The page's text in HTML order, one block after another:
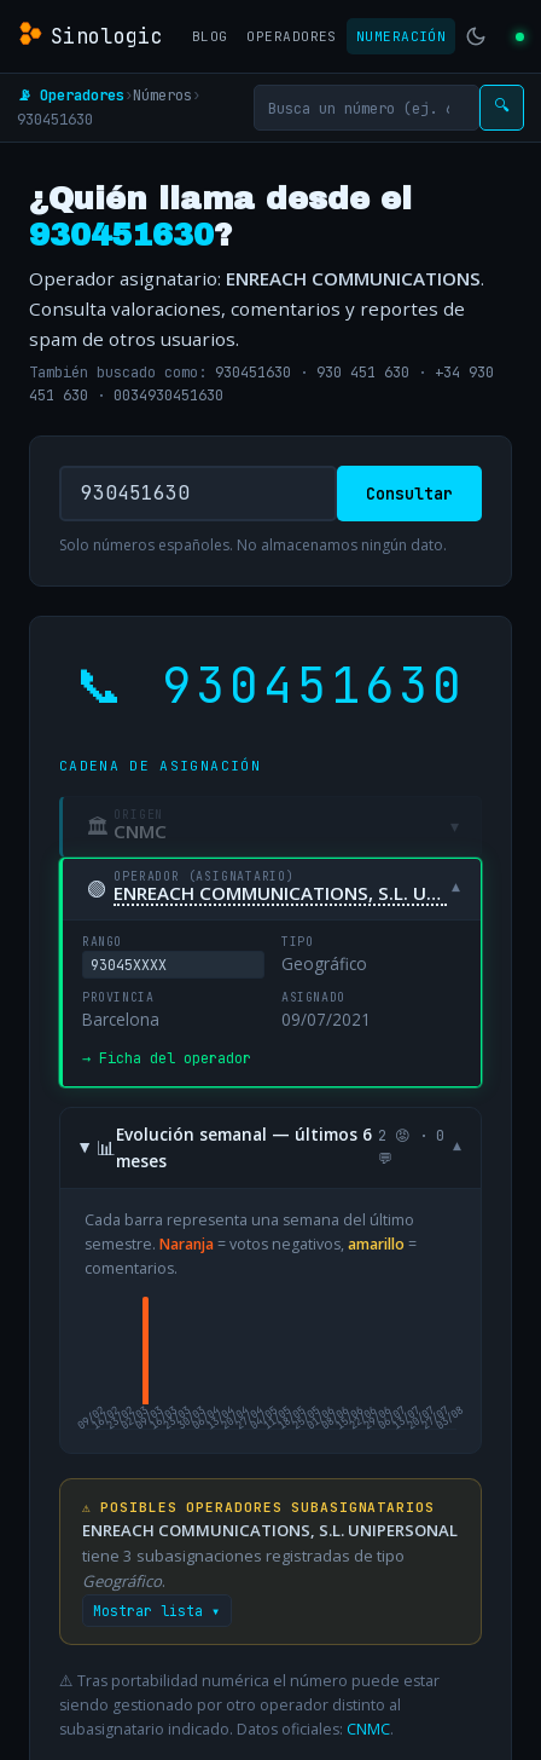
Sinologic BLOG OPERADORES NUMERACIÓN
📡 Operadores›Números›
930451630
🔍
¿Quién llama desde el
930451630?
Operador asignatario: ENREACH COMMUNICATIONS.
Consulta valoraciones, comentarios y reportes de
spam de otros usuarios.
También buscado como: 930451630 · 930 451 630 · +34 930
451 630 · 0034930451630
Consultar
Solo números españoles. No almacenamos ningún dato.
📞 930451630
CADENA DE ASIGNACIÓN
🏛 ORIGEN
CNMC ▾
🟢 OPERADOR (ASIGNATARIO)
ENREACH COMMUNICATIONS, S.L. UNIPERSONAL ▾
RANGO
93045XXXX
TIPO
Geográfico
PROVINCIA
Barcelona
ASIGNADO
09/07/2021
→ Ficha del operador
📊
Evolución semanal — últimos 6
meses
2 😡 · 0
💬
▾
Cada barra representa una semana del último
semestre. Naranja= votos negativos, amarillo =
comentarios.
09/02
16/0223/0202/0309/0316/0323/0330/0306/0413/0420/0427/0404/0511/0518/0525/0501/0608/0615/0622/0629/0606/0713/0720/0727/07
03/08
⚠️ POSIBLES OPERADORES SUBASIGNATARIOS
ENREACH COMMUNICATIONS, S.L. UNIPERSONAL
tiene 3 subasignaciones registradas de tipo
Geográfico.
Mostrar lista ▾
⚠️ Tras portabilidad numérica el número puede estar
siendo gestionado por otro operador distinto al
subasignatario indicado. Datos oficiales: CNMC.